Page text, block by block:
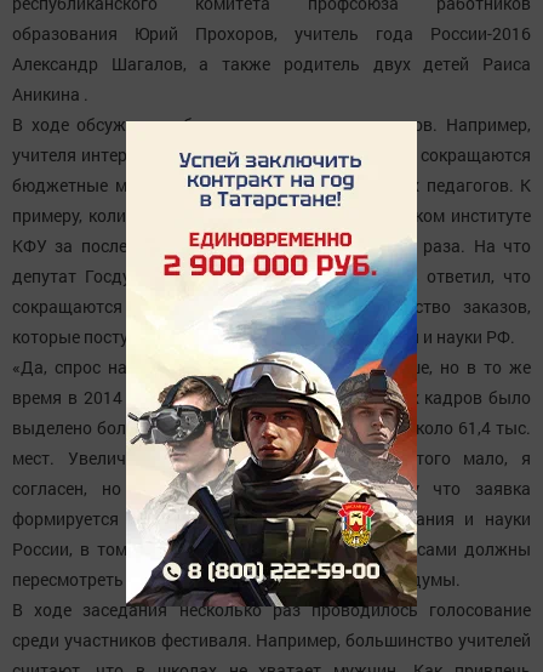
образования Юрий Прохоров, учитель года России-2016
Александр Шагалов, а также родитель двух детей Раиса
Аникина .
В ходе обсуждения было задано много вопросов. Например,
учителя интересовались, почему с каждым годом сокращаются
бюджетные места в вузах, где обучают будущих педагогов. К
примеру, количество бюджетных мест в Елабужском институте
КФУ за последние пять лет уменьшилось в три раза. На что
депутат Госдумы России Ильдар Гильмутдинов ответил, что
сокращаются не бюджетные места, а количество заказов,
которые поступают от Министерства образования и науки РФ.
«Да, спрос на технические специальности больше, но в то же
время в 2014 году на подготовку педагогических кадров было
выделено более 56 тыс. мест, а в этом году уже около 61,4 тыс.
мест. Увеличение составляет 8 процентов. Этого мало, я
согласен, но тут есть и наша вина, потому что заявка
формируется по заказу Министерства образования и науки
России, в том числе и от регионов. Значит, мы сами должны
пересмотреть свои заявки», - ответил депутат Госдумы.
В ходе заседания несколько раз проводилось голосование
среди участников фестиваля. Например, большинство учителей